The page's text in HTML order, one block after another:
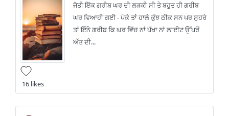
ਜੋਤੀ ਇੱਕ ਗਰੀਬ ਘਰ ਦੀ ਲੜਕੀ ਸੀ ਤੇ ਬਹੁਤ ਹੀ ਗਰੀਬ
ਘਰ ਵਿਆਹੀ ਗਈ - ਪੇਕੇ ਤਾਂ ਹਾਲੇ ਕੁੱਝ ਠੀਕ ਸਨ ਪਰ ਸੁਹਰੇ
ਤਾਂ ਇੰਨੇ ਗਰੀਬ ਕਿ ਘਰ ਵਿੱਚ ਨਾਂ ਪੱਖਾ ਨਾਂ ਲਾਈਟ ਉੱਪਰੋਂ
ਅੱਤ ਦੀ...
16 likes